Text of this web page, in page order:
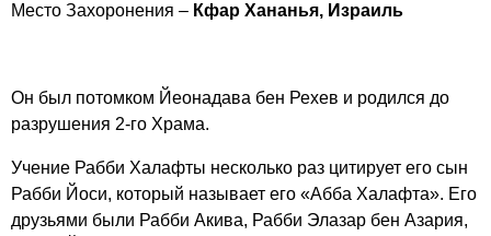
Место Захоронения – Кфар Хананья, Израиль
Он был потомком Йеонадава бен Рехев и родился до
разрушения 2-го Храма.
Учение Рабби Халафты несколько раз цитирует его сын
Рабби Йоси, который называет его «Абба Халафта». Его
друзьями были Рабби Акива, Рабби Элазар бен Азария,